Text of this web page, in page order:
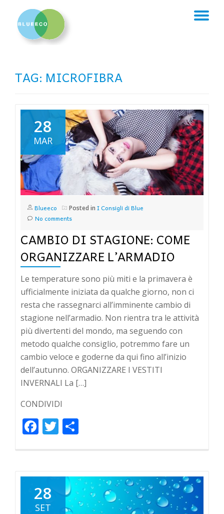
TAG: MICROFIBRA
28
MAR
Blueeco Posted in I Consigli di Blue
No comments
CAMBIO DI STAGIONE: COME
ORGANIZZARE L’ARMADIO
Le temperature sono più miti e la primavera è
ufficialmente iniziata da qualche giorno, non ci
resta che rassegnarci all’imminente cambio di
stagione nell’armadio. Non rientra tra le attività
più divertenti del mondo, ma seguendo con
metodo qualche consiglio, potremmo fare un
cambio veloce e goderne da qui fino all’inizio
dell’autunno. ORGANIZZARE I VESTITI
INVERNALI La […]
CONDIVIDI
FacebookTwitter
28
SET